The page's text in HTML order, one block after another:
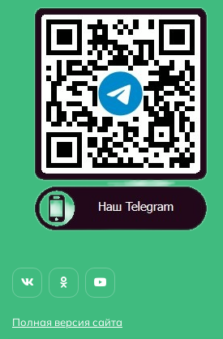
Полная версия сайта